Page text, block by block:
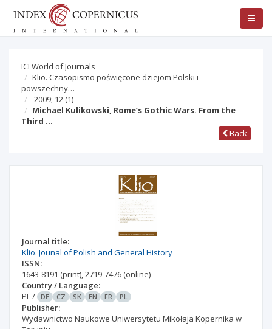
ICI World of Journals
Klio. Czasopismo poświęcone dziejom Polski i
powszechny…
2009; 12 (1)
Michael Kulikowski, Rome’s Gothic Wars. From the
Third …
Back
Journal title:
Klio. Jounal of Polish and General History
ISSN:
1643-8191 (print),2719-7476 (online)
Country / Language:
PL/ DE CZ SK EN FR PL
Publisher:
Wydawnictwo Naukowe Uniwersytetu Mikołaja Kopernika w